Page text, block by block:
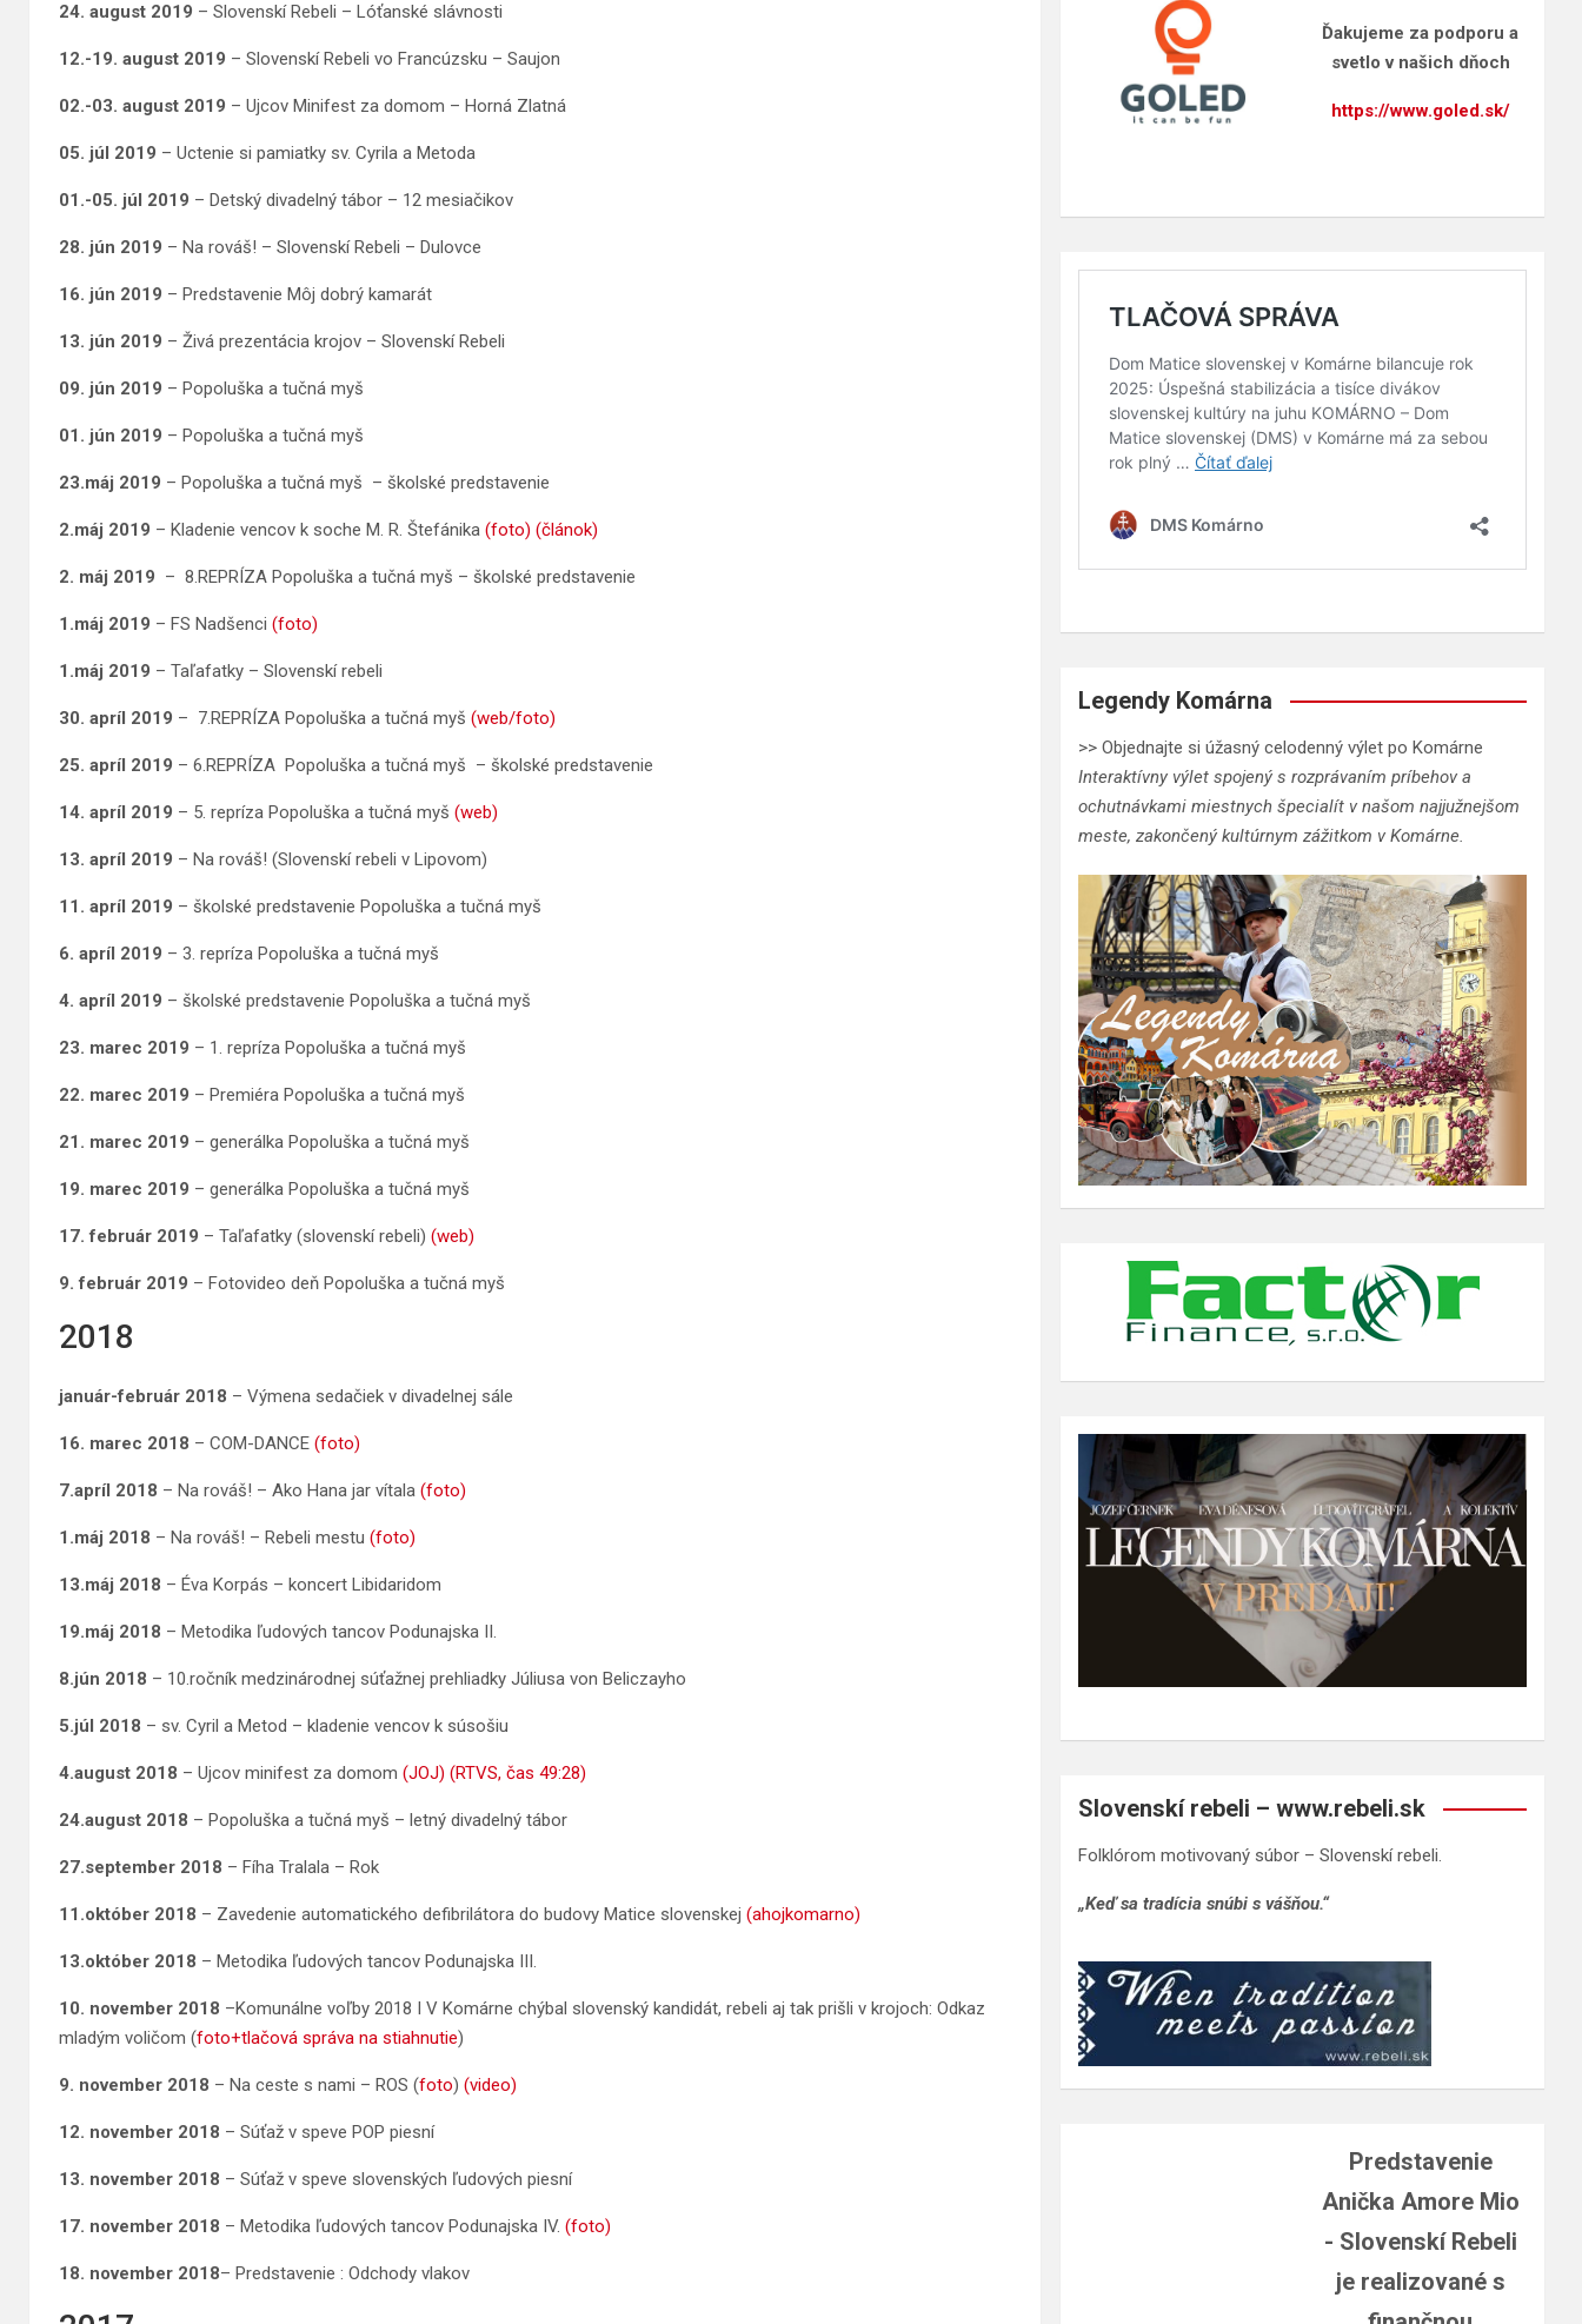
24. august 2019 – Slovenskí Rebeli – Lóťanské slávnosti
12.-19. august 2019 – Slovenskí Rebeli vo Francúzsku – Saujon
02.-03. august 2019 – Ujcov Minifest za domom – Horná Zlatná
05. júl 2019 – Uctenie si pamiatky sv. Cyrila a Metoda
01.-05. júl 2019 – Detský divadelný tábor – 12 mesiačikov
28. jún 2019 – Na rováš! – Slovenskí Rebeli – Dulovce
16. jún 2019 – Predstavenie Môj dobrý kamarát
13. jún 2019 – Živá prezentácia krojov – Slovenskí Rebeli
09. jún 2019 – Popoluška a tučná myš
01. jún 2019 – Popoluška a tučná myš
23.máj 2019 – Popoluška a tučná myš – školské predstavenie
2.máj 2019 – Kladenie vencov k soche M. R. Štefánika (foto) (článok)
2. máj 2019 – 8.REPRÍZA Popoluška a tučná myš – školské predstavenie
1.máj 2019 – FS Nadšenci (foto)
1.máj 2019 – Taľafatky – Slovenskí rebeli
30. apríl 2019 – 7.REPRÍZA Popoluška a tučná myš (web/foto)
25. apríl 2019 – 6.REPRÍZA Popoluška a tučná myš – školské predstavenie
14. apríl 2019 – 5. repríza Popoluška a tučná myš (web)
13. apríl 2019 – Na rováš! (Slovenskí rebeli v Lipovom)
11. apríl 2019 – školské predstavenie Popoluška a tučná myš
6. apríl 2019 – 3. repríza Popoluška a tučná myš
4. apríl 2019 – školské predstavenie Popoluška a tučná myš
23. marec 2019 – 1. repríza Popoluška a tučná myš
22. marec 2019 – Premiéra Popoluška a tučná myš
21. marec 2019 – generálka Popoluška a tučná myš
19. marec 2019 – generálka Popoluška a tučná myš
17. február 2019 – Taľafatky (slovenskí rebeli) (web)
9. február 2019 – Fotovideo deň Popoluška a tučná myš
2018
január-február 2018 – Výmena sedačiek v divadelnej sále
16. marec 2018 – COM-DANCE (foto)
7.apríl 2018 – Na rováš! – Ako Hana jar vítala (foto)
1.máj 2018 – Na rováš! – Rebeli mestu (foto)
13.máj 2018 – Éva Korpás – koncert Libidaridom
19.máj 2018 – Metodika ľudových tancov Podunajska II.
8.jún 2018 – 10.ročník medzinárodnej súťažnej prehliadky Júliusa von Beliczayho
5.júl 2018 – sv. Cyril a Metod – kladenie vencov k súsošiu
4.august 2018 – Ujcov minifest za domom (JOJ) (RTVS, čas 49:28)
24.august 2018 – Popoluška a tučná myš – letný divadelný tábor
27.september 2018 – Fíha Tralala – Rok
11.október 2018 – Zavedenie automatického defibrilátora do budovy Matice slovenskej (ahojkomarno)
13.október 2018 – Metodika ľudových tancov Podunajska III.
10. november 2018 –Komunálne voľby 2018 I V Komárne chýbal slovenský kandidát, rebeli aj tak prišli v krojoch: Odkaz
mladým voličom (foto+tlačová správa na stiahnutie)
9. november 2018 – Na ceste s nami – ROS (foto) (video)
12. november 2018 – Súťaž v speve POP piesní
13. november 2018 – Súťaž v speve slovenských ľudových piesní
17. november 2018 – Metodika ľudových tancov Podunajska IV. (foto)
18. november 2018– Predstavenie : Odchody vlakov
Ďakujeme za podporu a
svetlo v našich dňoch
https://www.goled.sk/
Legendy Komárna
>> Objednajte si úžasný celodenný výlet po Komárne
Interaktívny výlet spojený s rozprávaním príbehov a
ochutnávkami miestnych špecialít v našom najjužnejšom
meste, zakončený kultúrnym zážitkom v Komárne.
Slovenskí rebeli – www.rebeli.sk
Folklórom motivovaný súbor – Slovenskí rebeli.
„Keď sa tradícia snúbi s vášňou.“
Predstavenie
Anička Amore Mio
- Slovenskí Rebeli
je realizované s